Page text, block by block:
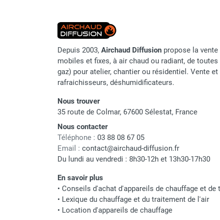
Chauffage FARM au fioul
Chauffage d'atelier granulés / bois /
carton
Chaudière fixe à eau
Aérotherme fixe mural
Aérotherme électrique
Aérotherme à eau chaude ou froide
Aérotherme au fioul
Aérotherme pompe à chaleur
(détente directe)
Chauffage mobile électrique, fioul et
gaz
Chauffage mobile électrique
Chauffage électrique soufflant
Chauffage haute température pour
étuvage industriel ou destruction
Depuis 2003, Airchaud Diffusion propose la
mobiles et fixes, à air chaud ou radiant, de
gaz) pour atelier, chantier ou résidentiel. Vente
rafraichisseurs, déshumidificateurs.
Nous trouver
35 route de Colmar, 67600 Sélestat, France
Nous contacter
Téléphone : 03 88 08 67 05
Email : contact@airchaud-diffusion.fr
Du lundi au vendredi : 8h30-12h et 13h30-17h30
En savoir plus
• Conseils d'achat d'appareils de chauffage et de
• Lexique du chauffage et du traitement de l'air
• Location d'appareils de chauffage